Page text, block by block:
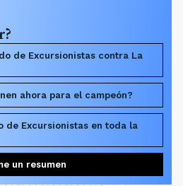
de Excursionistas contra La
ahora para el campeón?
de Excursionistas en toda la
un resumen